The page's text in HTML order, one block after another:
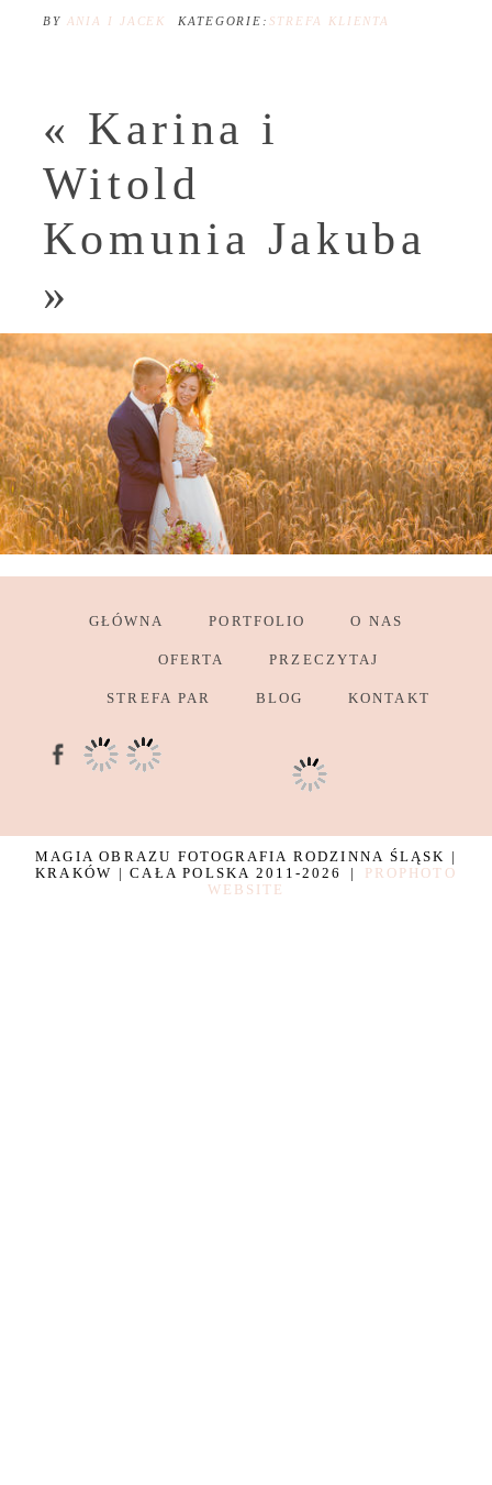
BY ANIA I JACEK KATEGORIE: STREFA KLIENTA
« Karina i
Witold
Komunia Jakuba
»
GŁÓWNA PORTFOLIO O NAS
OFERTA PRZECZYTAJ
STREFA PAR BLOG KONTAKT
MAGIA OBRAZU FOTOGRAFIA RODZINNA ŚLĄSK |
KRAKÓW | CAŁA POLSKA 2011-2026
|
PROPHOTO
WEBSITE